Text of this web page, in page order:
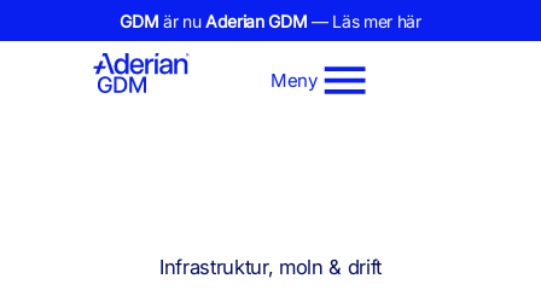
GDM är nuAderian GDM — Läs mer här
Meny
Infrastruktur, moln & drift